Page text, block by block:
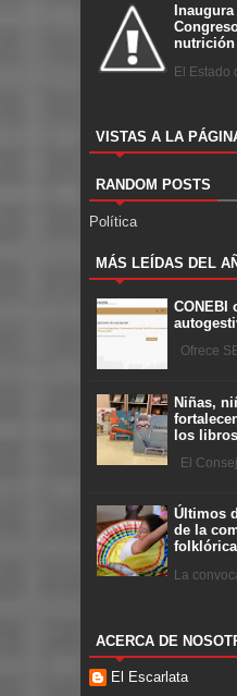
nutrición
El Estado
VISTAS A LA
RANDOM POSTS
Política
MÁS LEÍDAS DEL
CONEBI
Ofrece
Niñas,
los libros
El
Últimos
de la
La
ACERCA DE
El Escarlata